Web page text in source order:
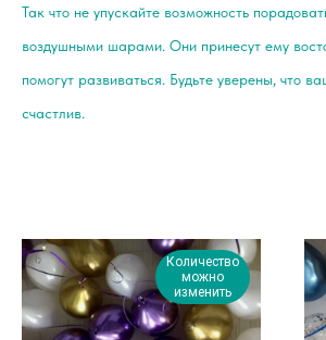
Так что не упускайте возможность
воздушными шарами. Они принесут ему
помогут развиваться. Будьте уверены, что
счастлив.
Количество
можно
изменить